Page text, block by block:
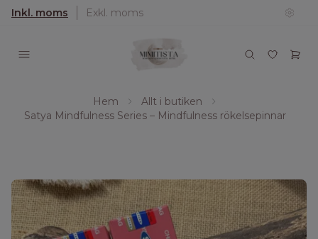
Inkl. moms Exkl. moms
Hem
Allt i butiken
Satya Mindfulness Series – Mindfulness rökelsepinnar